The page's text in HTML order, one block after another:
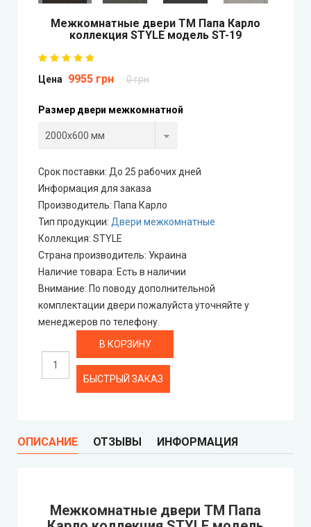
BRAMA (Брама)
OMEGA (Омега)
MSDoors (МСДорс)
KFD (КФД)
LUXDOORS (ЛюксДорс)
Portalino Doors (Порталино)
Rezult
CITY (Сити крашенные двери)
Free Style doors (Фри Стайл под покраску)
Контур
DRUID (Друид)
City Line
Межкомнатные двери ТМ Папа Карло
коллекция STYLE модель ST-19
Цена 9955 грн 0 грн
Размер двери межкомнатной
Срок поставки: До 25 рабочих дней
Информация для заказа
Производитель: Папа Карло
Тип продукции: Двери межкомнатные
Коллекция: STYLE
Страна производитель: Украина
Наличие товара: Есть в наличии
Внимание: По поводу дополнительной
комплектации двери пожалуйста уточняйте у
менеджеров по телефону.
БЫСТРЫЙ ЗАКАЗ
ОПИСАНИЕ ОТЗЫВЫ ИНФОРМАЦИЯ
Межкомнатные двери ТМ Папа